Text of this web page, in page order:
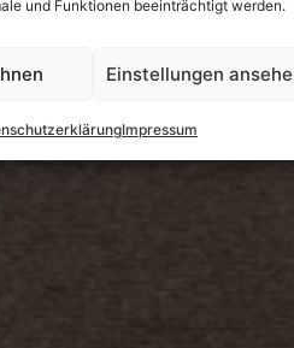
und Funktionen beeinträchtigt werden.
Einstellungen
Impressum